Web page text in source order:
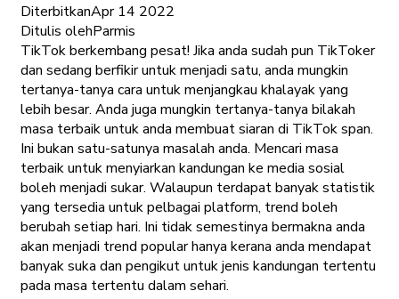
DiterbitkanApr 14 2022
Ditulis olehParmis
TikTok berkembang pesat! Jika anda sudah pun TikToker
dan sedang berfikir untuk menjadi satu, anda mungkin
tertanya-tanya cara untuk menjangkau khalayak yang
lebih besar. Anda juga mungkin tertanya-tanya bilakah
masa terbaik untuk anda membuat siaran di TikTok span.
Ini bukan satu-satunya masalah anda. Mencari masa
terbaik untuk menyiarkan kandungan ke media sosial
boleh menjadi sukar. Walaupun terdapat banyak statistik
yang tersedia untuk pelbagai platform, trend boleh
berubah setiap hari. Ini tidak semestinya bermakna anda
akan menjadi trend popular hanya kerana anda mendapat
banyak suka dan pengikut untuk jenis kandungan tertentu
pada masa tertentu dalam sehari.